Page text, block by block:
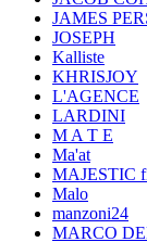
JAMES
JOSEPH
Kalliste
KHRISJOY
L'AGENCE
LARDINI
M A T E
Ma'at
MAJESTIC
Malo
manzoni24
MARCO